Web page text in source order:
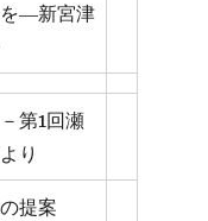
を―新宮津
第1回瀬
り
提案